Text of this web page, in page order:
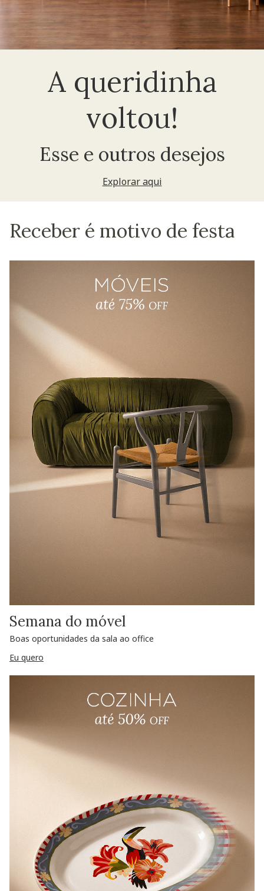
A queridinha
voltou!
Esse e outros desejos
Explorar aqui
Receber é motivo de festa
Semana do móvel
Boas oportunidades da sala ao office
Eu quero